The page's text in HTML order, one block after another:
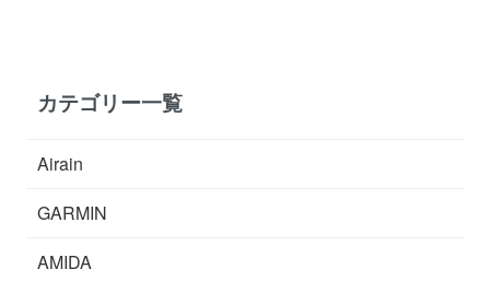
カテゴリー一覧
Airain
GARMIN
AMIDA